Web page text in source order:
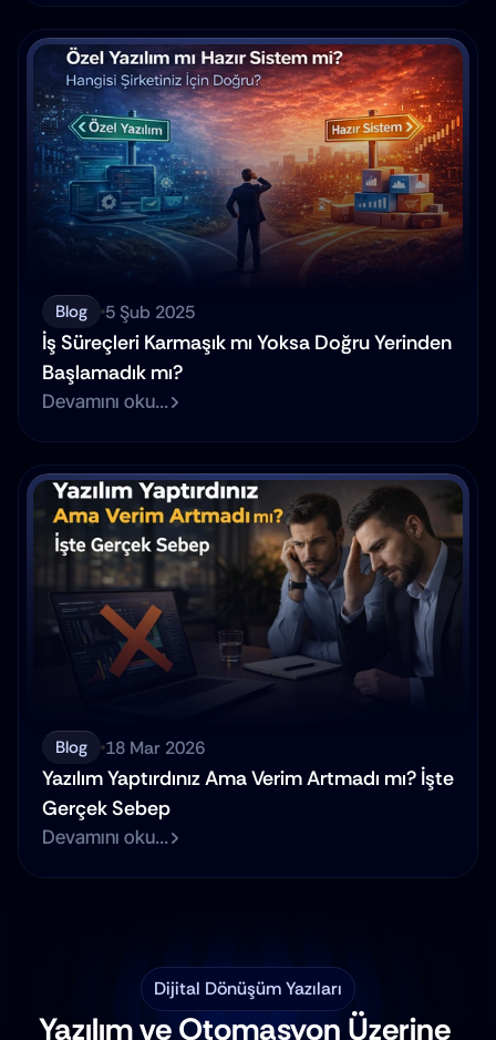
Blog 5 Şub 2025
İş Süreçleri Karmaşık mı Yoksa Doğru Yerinden
Başlamadık mı?
Devamını oku...
Blog 18 Mar 2026
Yazılım Yaptırdınız Ama Verim Artmadı mı? İşte
Gerçek Sebep
Devamını oku...
Dijital Dönüşüm Yazıları
Yazılım ve Otomasyon Üzerine